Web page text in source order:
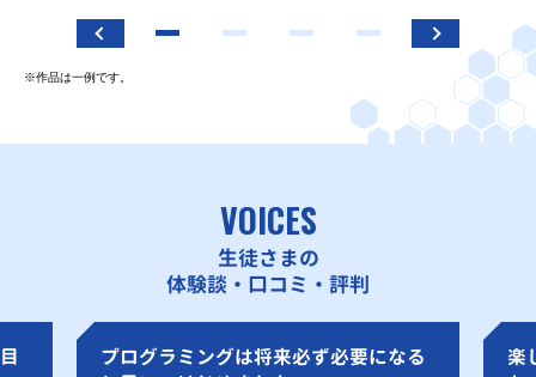
※作品は一例です。
VOICES
生徒さまの
体験談・口コミ・評判
プログラミングは将来必ず必要になる
楽